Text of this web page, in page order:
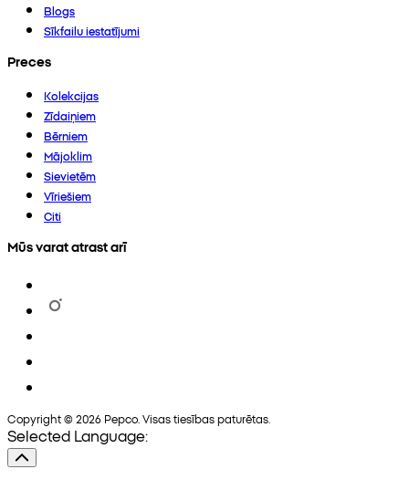
Blogs
Sīkfailu iestatījumi
Preces
Kolekcijas
Zīdaiņiem
Bērniem
Mājoklim
Sievietēm
Vīriešiem
Citi
Mūs varat atrast arī
Copyright © 2026 Pepco. Visas tiesības paturētas.
Selected Language: